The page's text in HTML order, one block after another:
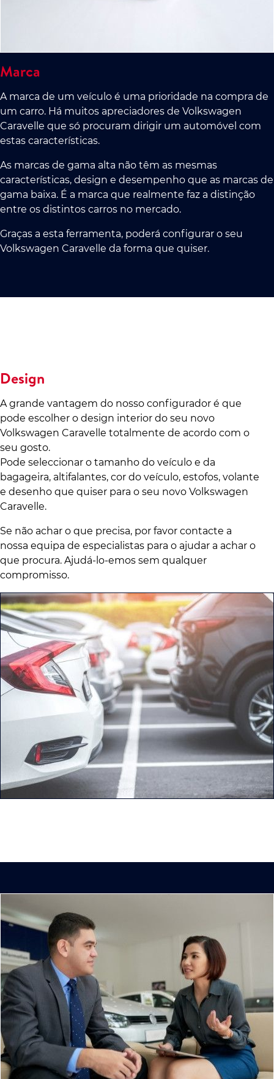
Marca
A marca de um veículo é uma prioridade na compra de
um carro. Há muitos apreciadores de Volkswagen
Caravelle que só procuram dirigir um automóvel com
estas características.
As marcas de gama alta não têm as mesmas
características, design e desempenho que as marcas de
gama baixa. É a marca que realmente faz a distinção
entre os distintos carros no mercado.
Graças a esta ferramenta, poderá configurar o seu
Volkswagen Caravelle da forma que quiser.
Design
A grande vantagem do nosso configurador é que
pode escolher o design interior do seu novo
Volkswagen Caravelle totalmente de acordo com o
seu gosto.
Pode seleccionar o tamanho do veículo e da
bagageira, altifalantes, cor do veículo, estofos, volante
e desenho que quiser para o seu novo Volkswagen
Caravelle.
Se não achar o que precisa, por favor contacte a
nossa equipa de especialistas para o ajudar a achar o
que procura. Ajudá-lo-emos sem qualquer
compromisso.